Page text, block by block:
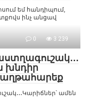
եմ հանդիպում,
ինչ անցավ
0 3 239
խնդիր
ամեն